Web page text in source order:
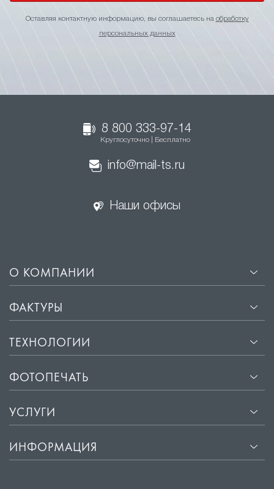
Оставляя контактную информацию, вы соглашаетесь на обработку
персональных данных
8 800 333-97-14
Круглосуточно | Бесплатно
info@mail-ts.ru
Наши офисы
О КОМПАНИИ
ФАКТУРЫ
ТЕХНОЛОГИИ
ФОТОПЕЧАТЬ
УСЛУГИ
ИНФОРМАЦИЯ